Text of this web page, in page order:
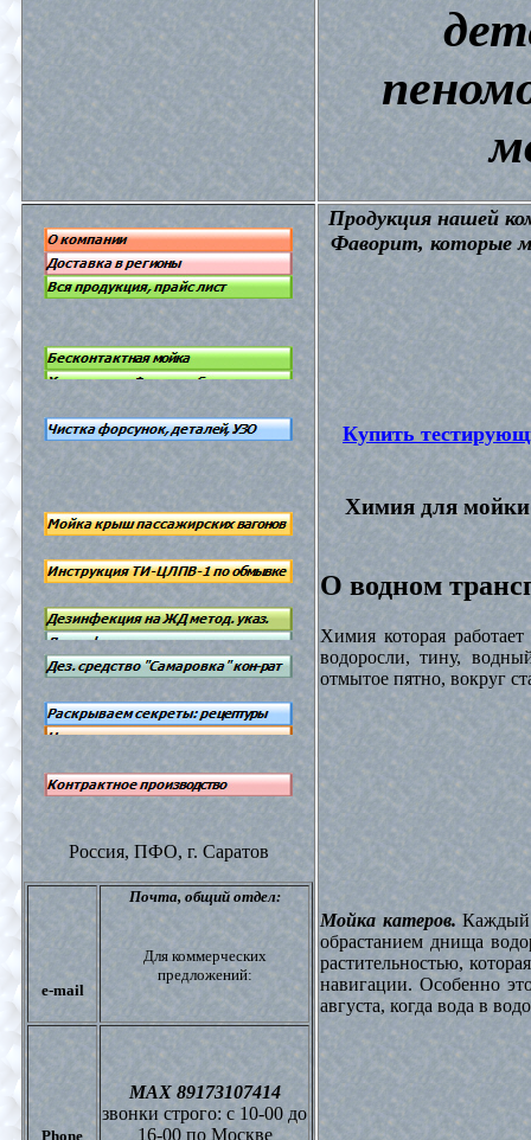
Россия, ПФО, г. Саратов
e-mail
Почта, общий отдел:
Для коммерческих
предложений:
Phone
МАХ 89173107414
звонки строго: с 10-00 до
16-00 по Москве
Продукция нашей
Фаворит, которые
Купить
Химия для мойки
О водном
Химия которая
водоросли, тину,
отмытое пятно, вокруг
Мойка катеров.Каждый
обрастанием днища
растительностью,
навигации. Особенно
августа, когда вода в